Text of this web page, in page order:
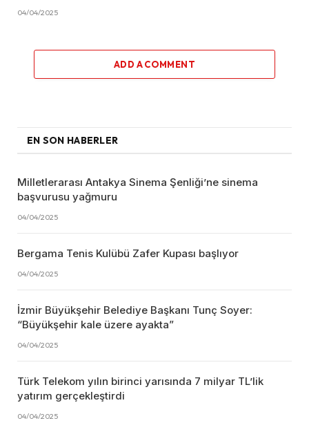
04/04/2025
ADD A COMMENT
EN SON HABERLER
Milletlerarası Antakya Sinema Şenliği’ne sinema
başvurusu yağmuru
04/04/2025
Bergama Tenis Kulübü Zafer Kupası başlıyor
04/04/2025
İzmir Büyükşehir Belediye Başkanı Tunç Soyer:
“Büyükşehir kale üzere ayakta”
04/04/2025
Türk Telekom yılın birinci yarısında 7 milyar TL’lik
yatırım gerçekleştirdi
04/04/2025